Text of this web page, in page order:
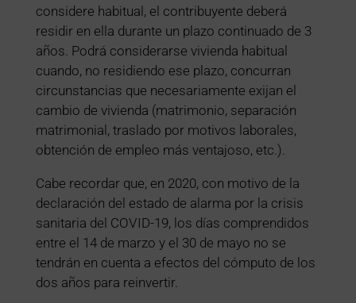
considere habitual, el contribuyente deberá
residir en ella durante un plazo continuado de 3
años. Podrá considerarse vivienda habitual
cuando, no residiendo ese plazo, concurran
circunstancias que necesariamente exijan el
cambio de vivienda (matrimonio, separación
matrimonial, traslado por motivos laborales,
obtención de empleo más ventajoso, etc.).
Cabe recordar que, en 2020, con motivo de la
declaración del estado de alarma por la crisis
sanitaria del COVID-19, los días comprendidos
entre el 14 de marzo y el 30 de mayo no se
tendrán en cuenta a efectos del cómputo de los
dos años para reinvertir.